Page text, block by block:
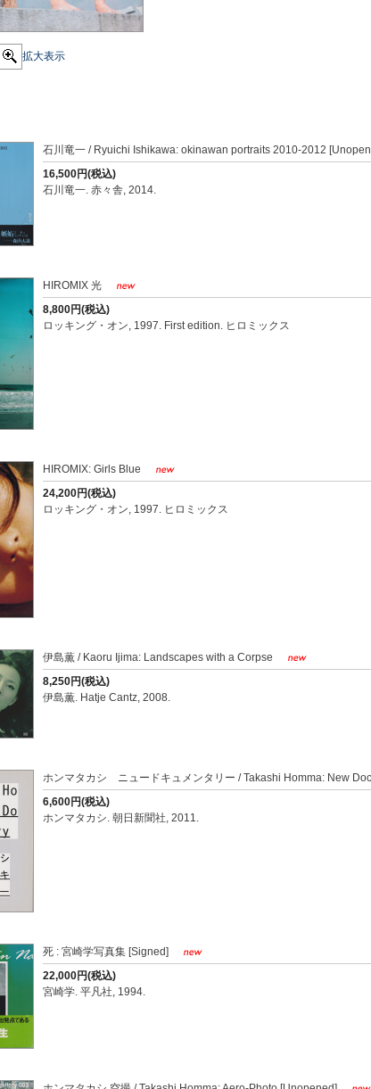
拡大表示
石川竜一 / Ryuichi Ishikawa: okinawan portraits 2010-2012
16,500円(税込)
石川竜一. 赤々舎, 2014.
HIROMIX 光
8,800円(税込)
ロッキング・オン, 1997. First edition. ヒロミックス
HIROMIX: Girls Blue
24,200円(税込)
ロッキング・オン, 1997. ヒロミックス
伊島薫 / Kaoru Ijima: Landscapes with a Corpse
8,250円(税込)
伊島薫. Hatje Cantz, 2008.
ホンマタカシ ニュードキュメンタリー / Takashi Homma: New
6,600円(税込)
ホンマタカシ. 朝日新聞社, 2011.
死 : 宮崎学写真集 [Signed]
22,000円(税込)
宮崎学. 平凡社, 1994.